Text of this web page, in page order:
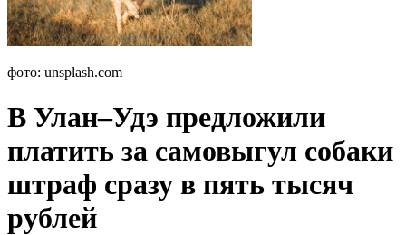
фото: unsplash.com
В Улан–Удэ предложили
платить за самовыгул собаки
штраф сразу в пять тысяч
рублей